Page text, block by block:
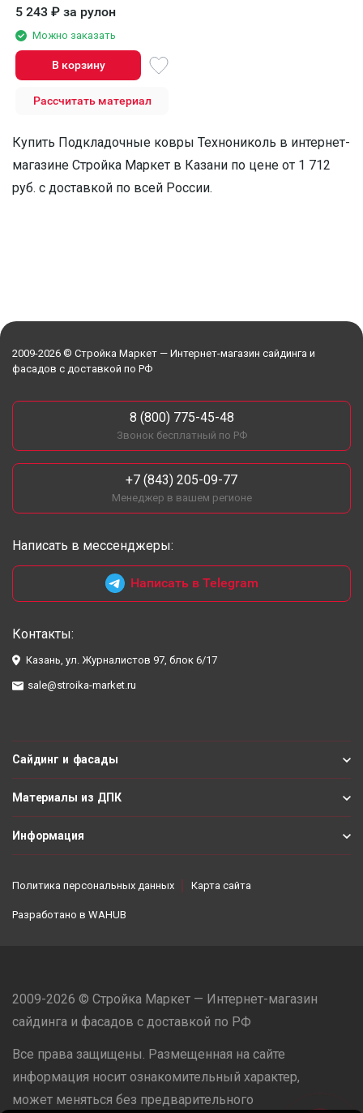
5 243 ₽ за рулон
Можно заказать
В корзину
Рассчитать материал
Купить Подкладочные ковры Технониколь в интернет-
магазине Стройка Маркет в Казани по цене от 1 712
руб. с доставкой по всей России.
2009-2026 © Стройка Маркет — Интернет-магазин сайдинга и
фасадов с доставкой по РФ
8 (800) 775-45-48
Звонок бесплатный по РФ
+7 (843) 205-09-77
Менеджер в вашем регионе
Написать в мессенджеры:
Написать в Telegram
Контакты:
Казань, ул. Журналистов 97, блок 6/17
sale@stroika-market.ru
Сайдинг и фасады
Материалы из ДПК
Информация
Политика персональных данных Карта сайта
Разработано в WAHUB
2009-2026 © Стройка Маркет — Интернет-магазин
сайдинга и фасадов с доставкой по РФ
Все права защищены. Размещенная на сайте
информация носит ознакомительный характер,
может меняться без предварительного